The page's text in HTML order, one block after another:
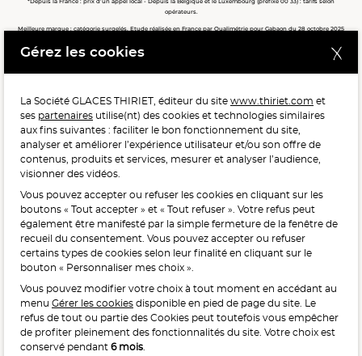
opérateurs.
Meilleure marque : catégorie surgelés. Etude réalisée en France par Qualimétrie pour Gabaon du 28 octobre 2025
Meilleure chaîne de magasins, Meilleur e-commerçant, Meilleure relation clients : catégorie surgelés. Étude
POUR VOTRE SANTÉ, MANGEZ AU MOINS CINQ FRUITS ET
LÉGUMES PAR JOUR.WWW.MANGERBOUGER.FR
L'abus d'alcool est dangereux pour la santé, à consommer
avec modération.
Interdiction de vente de boissons alcooliques
aux mineurs de moins de 18 ans
Gérez les cookies
La Société GLACES THIRIET, éditeur du site www.thiriet.com et
ses partenaires utilise(nt) des cookies et technologies similaires
aux fins suivantes : faciliter le bon fonctionnement du site,
analyser et améliorer l’expérience utilisateur et/ou son offre de
contenus, produits et services, mesurer et analyser l’audience,
visionner des vidéos.
Vous pouvez accepter ou refuser les cookies en cliquant sur les
boutons « Tout accepter » et « Tout refuser ». Votre refus peut
également être manifesté par la simple fermeture de la fenêtre de
recueil du consentement. Vous pouvez accepter ou refuser
certains types de cookies selon leur finalité en cliquant sur le
bouton « Personnaliser mes choix ».
Vous pouvez modifier votre choix à tout moment en accédant au
menu Gérer les cookies disponible en pied de page du site. Le
refus de tout ou partie des Cookies peut toutefois vous empêcher
de profiter pleinement des fonctionnalités du site. Votre choix est
conservé pendant 6 mois.